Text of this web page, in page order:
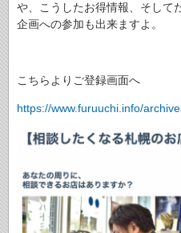
や、こうしたお得情報、そして
企画への参加も出来ますよ。
こちらよりご登録画面へ
https://www.furuuchi.info/